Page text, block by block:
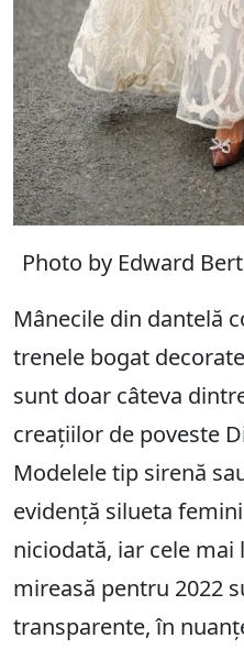
Photo by Edward
Mânecile din dantelă
trenele bogat
sunt doar câteva
creațiilor de poveste
Modelele tip sirenă
evidență silueta
niciodată, iar cele
mireasă pentru 2022
transparente, în